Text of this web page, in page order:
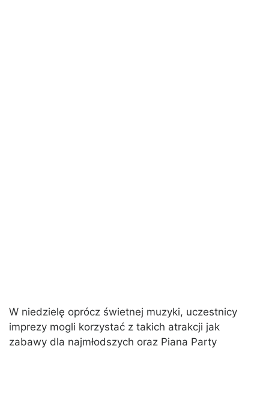
W niedzielę oprócz świetnej muzyki, uczestnicy
imprezy mogli korzystać z takich atrakcji jak
zabawy dla najmłodszych oraz Piana Party